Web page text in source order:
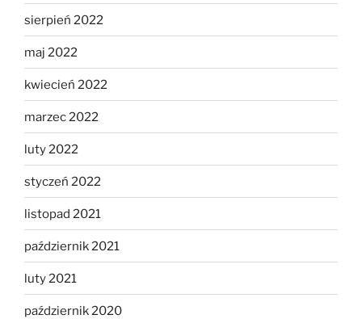
sierpień 2022
maj 2022
kwiecień 2022
marzec 2022
luty 2022
styczeń 2022
listopad 2021
październik 2021
luty 2021
październik 2020